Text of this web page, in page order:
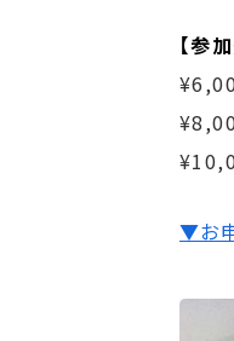
【参
▼お